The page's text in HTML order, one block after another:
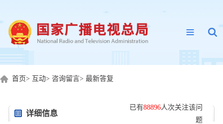
首页> 互动> 咨询留言> 最新答复
详细信息
已有88896人次关注该问
题